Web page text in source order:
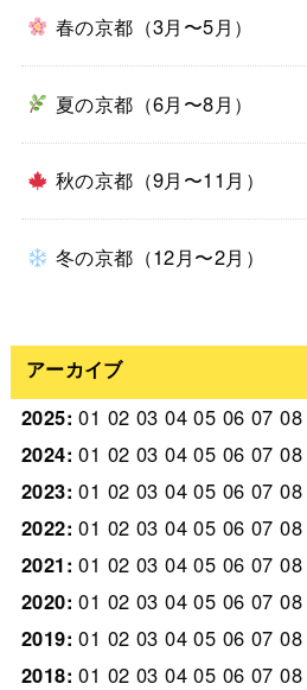
春の京都（3月〜5月）
夏の京都（6月〜8月）
秋の京都（9月〜11月）
冬の京都（12月〜2月）
アーカイブ
2025:01 02 03 04 05 06 07 08
2024:01 02 03 04 05 06 07 08
2023:01 02 03 04 05 06 07 08
2022:01 02 03 04 05 06 07 08
2021:01 02 03 04 05 06 07 08
2020:01 02 03 04 05 06 07 08
2019:01 02 03 04 05 06 07 08
2018:01 02 03 04 05 06 07 08